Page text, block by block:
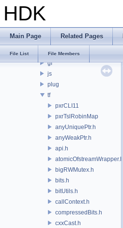
HDK
Main Page Related Pages
File List File Members
PRM
PXL
arch
gf
js
plug
tf
pxrCLI11
pxrTslRobinMap
anyUniquePtr.h
anyWeakPtr.h
api.h
atomicOfstreamWrapper.h
bigRWMutex.h
bits.h
bitUtils.h
callContext.h
compressedBits.h
cxxCast.h